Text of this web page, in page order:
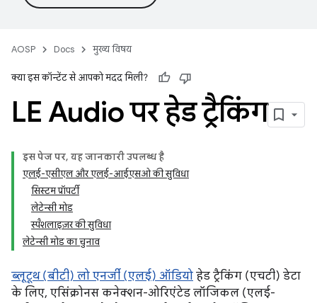
AOSP Docs मुख्य विषय
क्या इस कॉन्टेंट से आपको मदद मिली?
LE Audio पर हेड ट्रैकिंग
इस पेज पर, यह जानकारी उपलब्ध है
एलई-एसीएल और एलई-आईएसओ की सुविधा
सिस्टम प्रॉपर्टी
लेटेन्सी मोड
स्पैशलाइज़र की सुविधा
लेटेन्सी मोड का चुनाव
ब्लूटूथ (बीटी) लो एनर्जी (एलई) ऑडियो हेड ट्रैकिंग (एचटी) डेटा
के लिए, एसिंक्रोनस कनेक्शन-ओरिएंटेड लॉजिकल (एलई-